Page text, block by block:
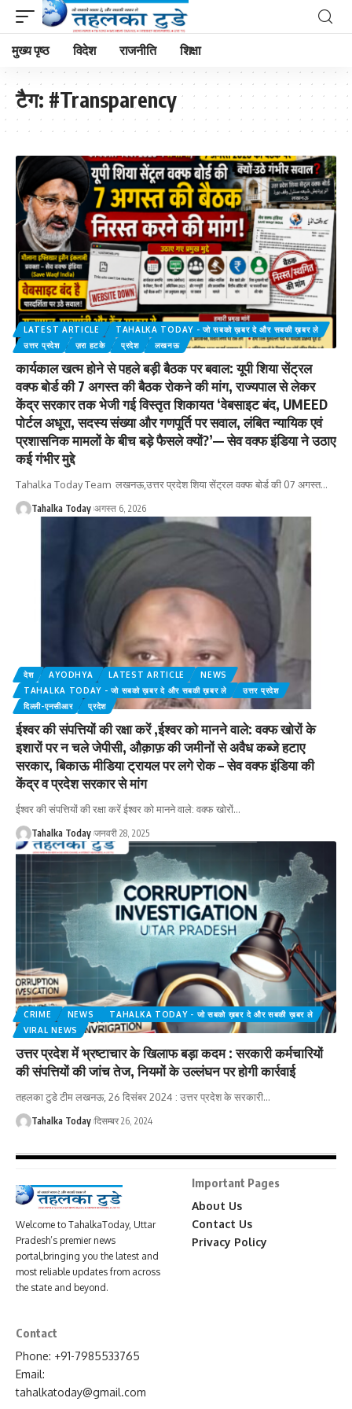
मुख्य पृष्ठ विदेश राजनीति शिक्षा
टैग: #Transparency
LATEST ARTICLE
TAHALKA TODAY - जो सबको ख़बर दे और सबकी ख़बर ले
उत्तर प्रदेश
ज़रा हटके प्रदेश लखनऊ
कार्यकाल खत्म होने से पहले बड़ी बैठक पर बवाल: यूपी शिया सेंट्रल
वक्फ बोर्ड की 7 अगस्त की बैठक रोकने की मांग, राज्यपाल से लेकर
केंद्र सरकार तक भेजी गई विस्तृत शिकायत ‘वेबसाइट बंद, UMEED
पोर्टल अधूरा, सदस्य संख्या और गणपूर्ति पर सवाल, लंबित न्यायिक एवं
प्रशासनिक मामलों के बीच बड़े फैसले क्यों?’— सेव वक्फ इंडिया ने उठाए
कई गंभीर मुद्दे
Tahalka Today Team लखनऊ,उत्तर प्रदेश शिया सेंट्रल वक्फ बोर्ड की 07 अगस्त…
Tahalka Today अगस्त 6, 2026
देश AYODHYA LATEST ARTICLE
NEWS
TAHALKA TODAY - जो सबको ख़बर दे और सबकी ख़बर ले
उत्तर प्रदेश
दिल्ली-एनसीआर
प्रदेश
ईश्वर की संपत्तियों की रक्षा करें ,ईश्वर को मानने वाले: वक्फ खोरों के
इशारों पर न चले जेपीसी, औक़ाफ़ की जमीनों से अवैध कब्जे हटाए
सरकार, बिकाऊ मीडिया ट्रायल पर लगे रोक – सेव वक्फ इंडिया की
केंद्र व प्रदेश सरकार से मांग
ईश्वर की संपत्तियों की रक्षा करें ईश्वर को मानने वाले: वक्फ खोरों…
Tahalka Today जनवरी 28, 2025
CRIME NEWS
TAHALKA TODAY - जो सबको ख़बर दे और सबकी ख़बर ले
VIRAL NEWS
उत्तर प्रदेश में भ्रष्टाचार के खिलाफ बड़ा कदम : सरकारी कर्मचारियों
की संपत्तियों की जांच तेज, नियमों के उल्लंघन पर होगी कार्रवाई
तहलका टुडे टीम लखनऊ, 26 दिसंबर 2024 : उत्तर प्रदेश के सरकारी…
Tahalka Today दिसम्बर 26, 2024
Welcome to TahalkaToday, Uttar
Pradesh’s premier news
portal,bringing you the latest and
most reliable updates from across
the state and beyond.
Important Pages
About Us
Contact Us
Privacy Policy
Contact
Phone: +91-7985533765
Email:
tahalkatoday@gmail.com